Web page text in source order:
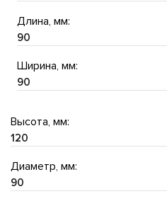
Длина, мм:
90
Ширина, мм:
90
Высота, мм:
120
Диаметр, мм:
90